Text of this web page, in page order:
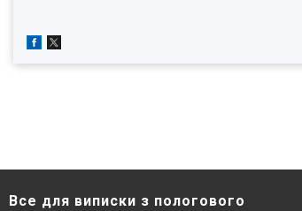
Все для виписки з пологового